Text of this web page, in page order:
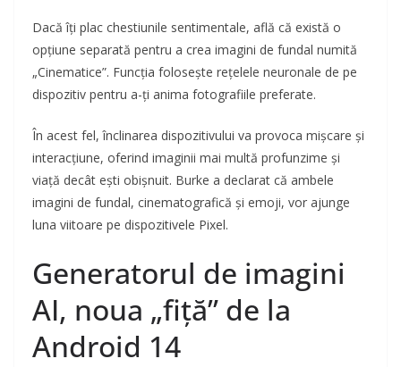
Dacă îți plac chestiunile sentimentale, află că există o
opțiune separată pentru a crea imagini de fundal numită
„Cinematice”. Funcția folosește rețelele neuronale de pe
dispozitiv pentru a-ți anima fotografiile preferate.
În acest fel, înclinarea dispozitivului va provoca mișcare și
interacțiune, oferind imaginii mai multă profunzime și
viață decât ești obișnuit. Burke a declarat că ambele
imagini de fundal, cinematografică și emoji, vor ajunge
luna viitoare pe dispozitivele Pixel.
Generatorul de imagini
AI, noua „fiță” de la
Android 14